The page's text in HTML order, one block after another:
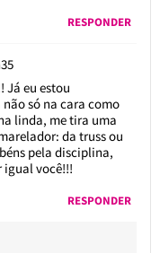
RESPONDER
Já eu estou
só na cara como
linda, me tira uma
da truss ou
pela disciplina,
igual você!!!
RESPONDER